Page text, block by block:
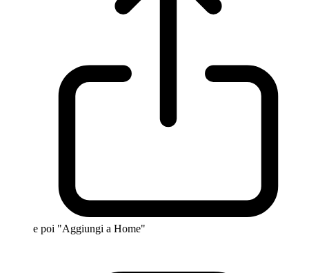
e poi "Aggiungi a Home"